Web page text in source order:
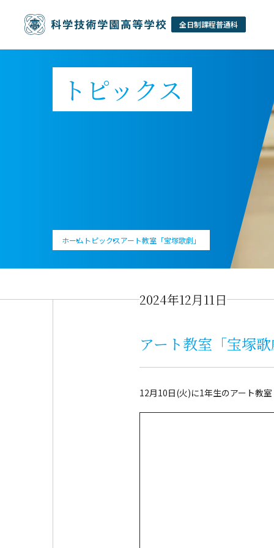
トピックス
ホーム トピックスアート教室「宝塚歌劇」
2024年12月11日
アート教室「宝塚
12月10日(火)に1年生のアート教